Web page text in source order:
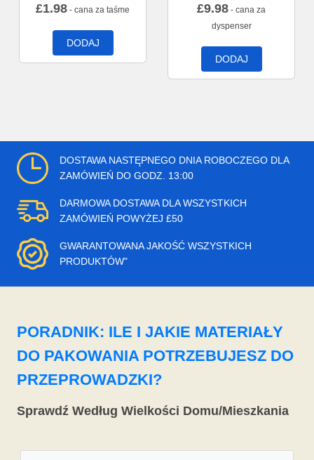
£1.98 - cana za taśme
DODAJ
£9.98 - cana za
dyspenser
DODAJ
DOSTAWA NASTĘPNEGO DNIA ROBOCZEGO DLA
ZAMÓWIEŃ DO GODZ. 13:00
DARMOWA DOSTAWA DLA WSZYSTKICH
ZAMÓWIEŃ POWYŻEJ £50
GWARANTOWANA JAKOŚĆ WSZYSTKICH
PRODUKTÓW"
PORADNIK: ILE I JAKIE MATERIAŁY
DO PAKOWANIA POTRZEBUJESZ DO
PRZEPROWADZKI?
Sprawdź Według Wielkości Domu/Mieszkania